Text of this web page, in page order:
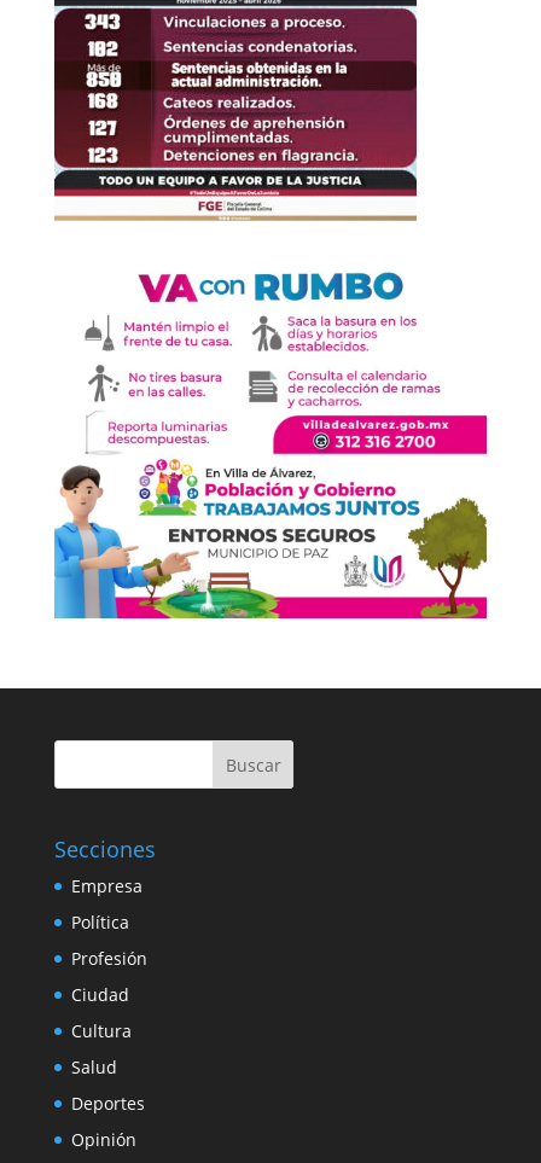
Buscar
Secciones
Empresa
Política
Profesión
Ciudad
Cultura
Salud
Deportes
Opinión